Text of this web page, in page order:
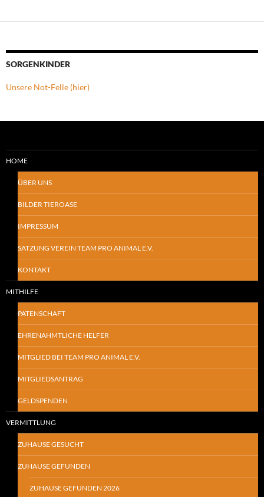
SORGENKINDER
Unsere Not-Felle (hier)
HOME
ÜBER UNS
BILDER TIEROASE
IMPRESSUM
SATZUNG VEREIN TEAM PRO ANIMAL E.V.
KONTAKT
MITHILFE
PATENSCHAFT
EHRENAHMTLICHE HELFER
MITGLIED BEI TEAM PRO ANIMAL E.V.
MITGLIEDSANTRAG
GELDSPENDEN
VERMITTLUNG
ZUHAUSE GESUCHT
ZUHAUSE GEFUNDEN
ZUHAUSE GEFUNDEN 2026